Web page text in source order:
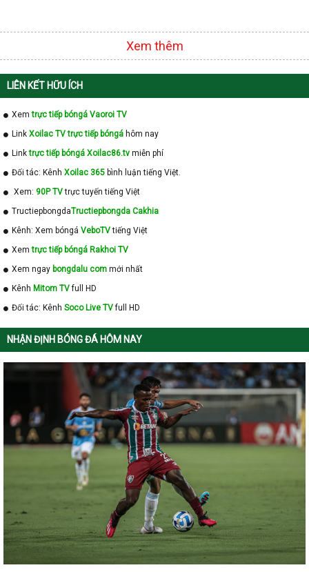
Xem thêm
LIÊN KẾT HỮU ÍCH
Xemtrực tiếp bóngá Vaoroi TV
Link Xoilac TV trực tiếp bóngá hôm nay
Linktrực tiếp bóngá Xoilac86.tv miễn phí
Đối tác: Kênh Xoilac 365 bình luận tiếng Việt.
Xem: 90P TVtrực tuyến tiếng Việt
TructiepbongdaTructiepbongda Cakhia
Kênh: Xem bóngá VeboTVtiếng Việt
Xemtrực tiếp bóngá Rakhoi TV
Xem ngay bongdalu com mới nhất
Kênh Mitom TVfull HD
Đối tác: Kênh Soco Live TVfull HD
NHẬN ĐỊNH BÓNG ĐÁ HÔM NAY